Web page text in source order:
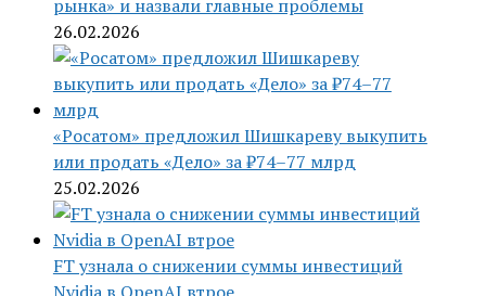
рынка» и назвали главные проблемы
26.02.2026
«Росатом» предложил Шишкареву выкупить
или продать «Дело» за ₽74–77 млрд
25.02.2026
FT узнала о снижении суммы инвестиций